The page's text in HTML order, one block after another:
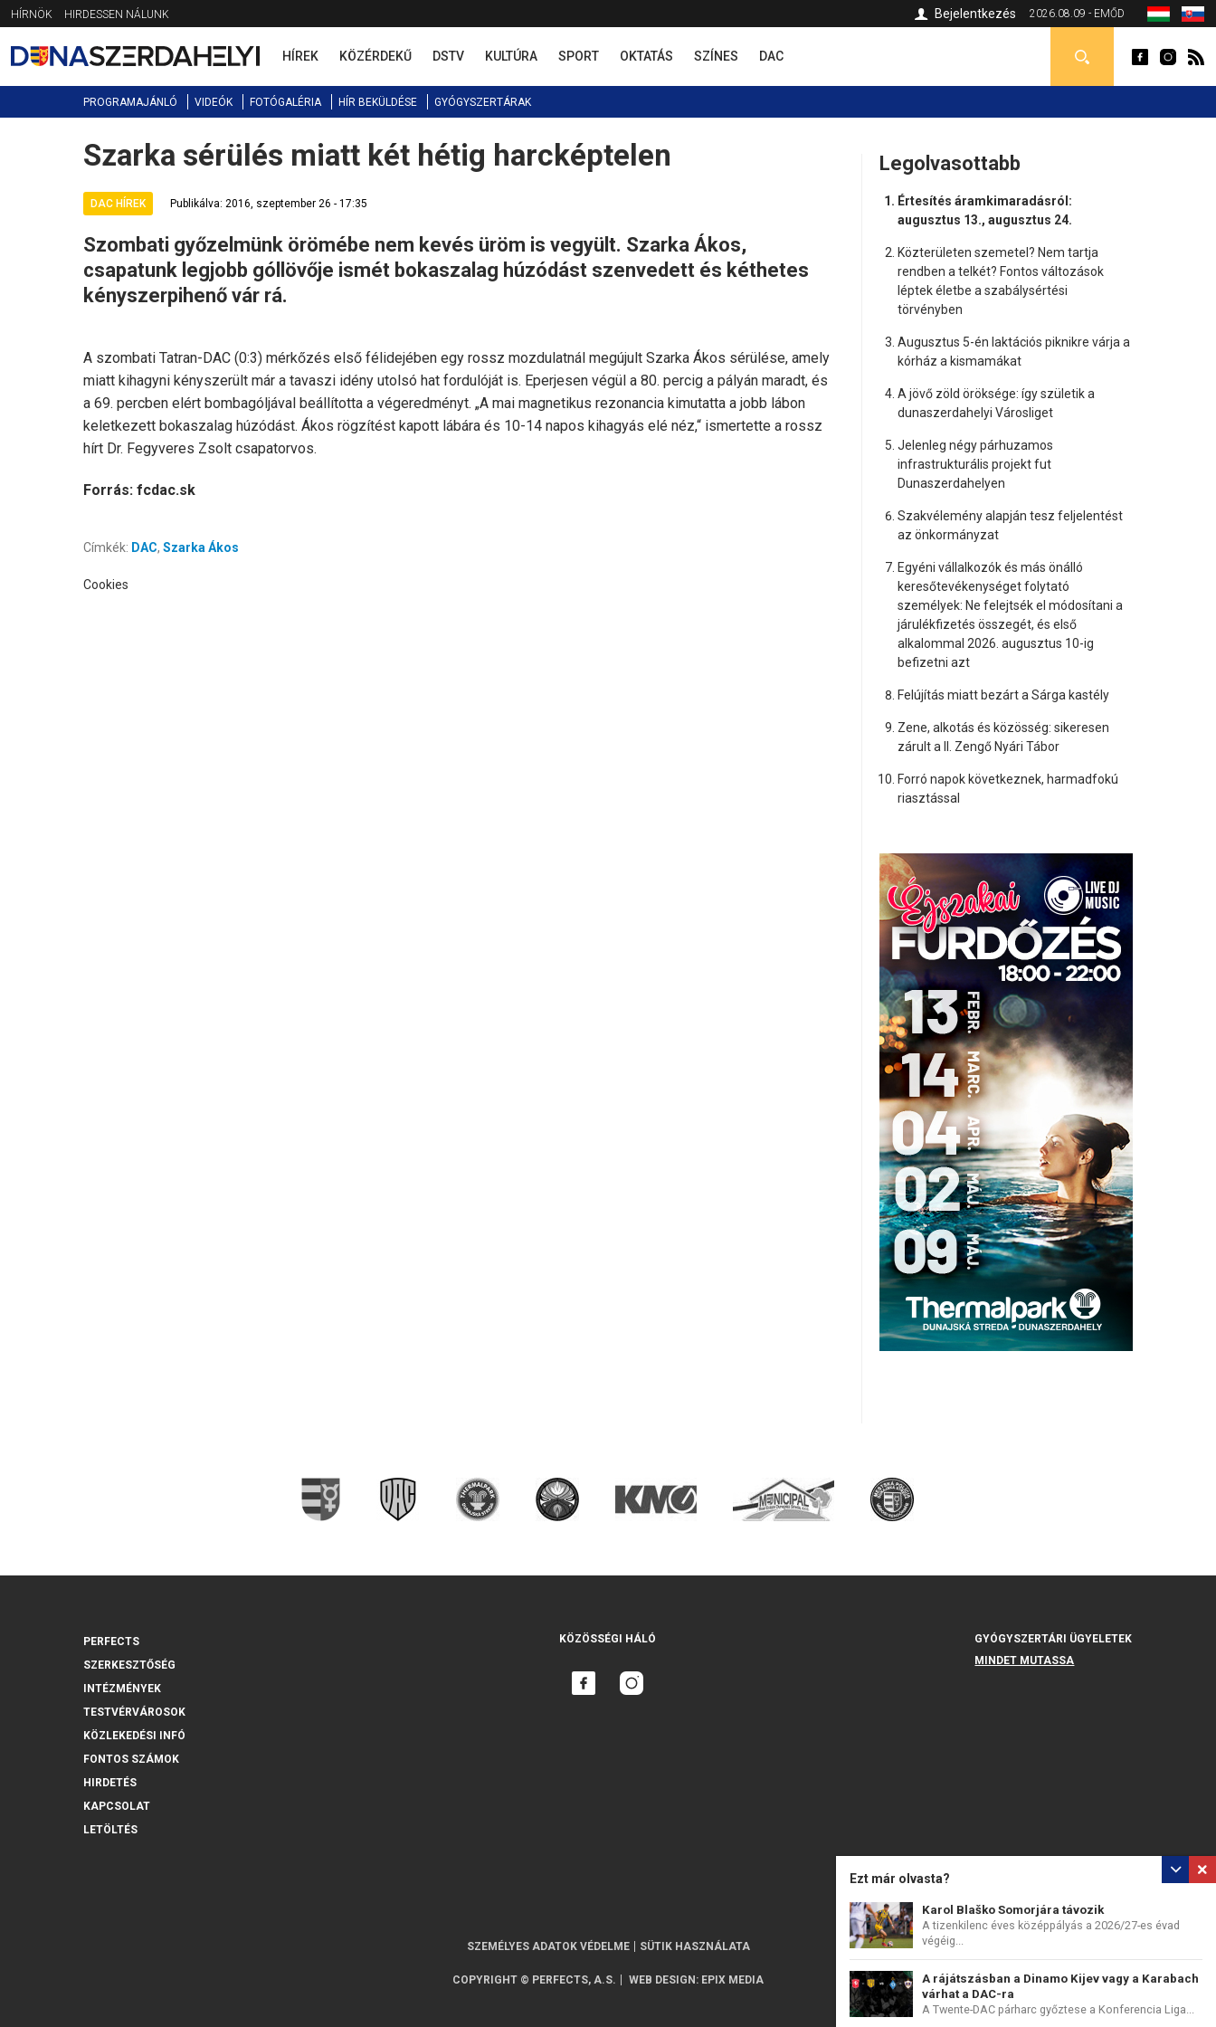
Jump
to
navigation
HÍRNÖK HIRDESSEN NÁLUNK 2026.08.09 - EMŐD
Bejelentkezés
HÍREK KÖZÉRDEKŰ DSTV KULTÚRA SPORT OKTATÁS SZÍNES DAC
PROGRAMAJÁNLÓ VIDEÓK FOTÓGALÉRIA HÍR BEKÜLDÉSE GYÓGYSZERTÁRAK
Back
to
Szarka sérülés miatt két hétig harcképtelen
DAC HÍREK Publikálva: 2016, szeptember 26 - 17:35
Szombati győzelmünk örömébe nem kevés üröm is vegyült. Szarka Ákos,
csapatunk legjobb góllövője ismét bokaszalag húzódást szenvedett és kéthetes
kényszerpihenő vár rá.
A szombati Tatran-DAC (0:3) mérkőzés első félidejében egy rossz mozdulatnál megújult Szarka Ákos sérülése, amely
miatt kihagyni kényszerült már a tavaszi idény utolsó hat fordulóját is. Eperjesen végül a 80. percig a pályán maradt, és
a 69. percben elért bombagóljával beállította a végeredményt. „A mai magnetikus rezonancia kimutatta a jobb lábon
keletkezett bokaszalag húzódást. Ákos rögzítést kapott lábára és 10-14 napos kihagyás elé néz,“ ismertette a rossz
hírt Dr. Fegyveres Zsolt csapatorvos.
Forrás: fcdac.sk
Ezt már olvasta?
Karol Blaško Somorjára távozik
A tizenkilenc éves középpályás a 2026/27-es évad
végéig...
A rájátszásban a Dinamo Kijev vagy a Karabach
várhat a DAC-ra
A Twente-DAC párharc győztese a Konferencia Liga...
Címkék: DAC, Szarka Ákos
Cookies
Legolvasottabb
Értesítés áramkimaradásról:
augusztus 13., augusztus 24.
Közterületen szemetel? Nem tartja
rendben a telkét? Fontos változások
léptek életbe a szabálysértési
törvényben
Augusztus 5-én laktációs piknikre várja a
kórház a kismamákat
A jövő zöld öröksége: így születik a
dunaszerdahelyi Városliget
Jelenleg négy párhuzamos
infrastrukturális projekt fut
Dunaszerdahelyen
Szakvélemény alapján tesz feljelentést
az önkormányzat
Egyéni vállalkozók és más önálló
keresőtevékenységet folytató
személyek: Ne felejtsék el módosítani a
járulékfizetés összegét, és első
alkalommal 2026. augusztus 10-ig
befizetni azt
Felújítás miatt bezárt a Sárga kastély
Zene, alkotás és közösség: sikeresen
zárult a II. Zengő Nyári Tábor
Forró napok következnek, harmadfokú
riasztással
PERFECTS
SZERKESZTŐSÉG
INTÉZMÉNYEK
TESTVÉRVÁROSOK
KÖZLEKEDÉSI INFÓ
FONTOS SZÁMOK
HIRDETÉS
KAPCSOLAT
LETÖLTÉS
KÖZÖSSÉGI HÁLÓ
GYÓGYSZERTÁRI ÜGYELETEK
MINDET MUTASSA
SZEMÉLYES ADATOK VÉDELME SÜTIK HASZNÁLATA
COPYRIGHT © PERFECTS, A.S. WEB DESIGN : EPIX MEDIA